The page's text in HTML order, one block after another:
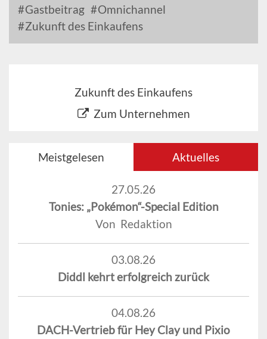
Gastbeitrag
Omnichannel
Zukunft des Einkaufens
Zukunft des Einkaufens
Zum Unternehmen
Meistgelesen Aktuelles
27.05.26
Tonies: „Pokémon“-Special Edition
Von Redaktion
03.08.26
Diddl kehrt erfolgreich zurück
04.08.26
DACH-Vertrieb für Hey Clay und Pixio